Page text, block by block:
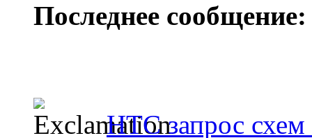
Последнее сообщение:
HTC запрос